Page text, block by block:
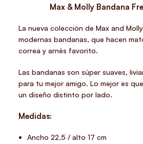
Max & Molly Bandana
La nueva colección de Max and
modernas bandanas, que hacen
correa y arnés favorito.
Las bandanas son súper suaves,
para tu mejor amigo. Lo mejor es
un diseño distinto por lado.
Medidas:
Ancho 22,5 / alto 17 cm